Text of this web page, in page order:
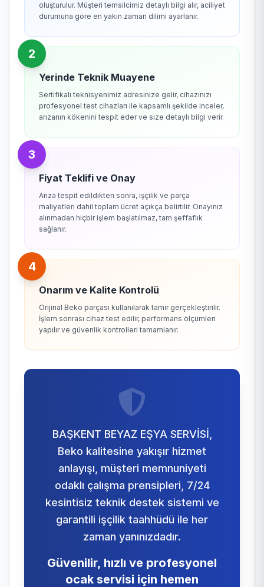
oluşturulur. Müşteri temsilcimiz detaylı bilgi alır, aciliyet
durumuna göre en yakın zaman dilimi ayarlanır.
2
Yerinde Teknik Muayene
Sertifikalı teknisyenimiz adresinize gelir, cihazınızı
profesyonel test cihazları ile kapsamlı şekilde inceler,
arızanın kökenini tespit eder ve size detaylı bilgi verir.
3
Fiyat Teklifi ve Onay
Arıza tespit edildikten sonra, işçilik ve parça
maliyetleri dahil toplam ücret açıkça belirtilir. Onayınız
alınmadan hiçbir işlem başlatılmaz, tam şeffaflık
sağlanır.
4
Onarım ve Kalite Kontrolü
Orijinal Beko parçası kullanılarak tamir gerçekleştirilir.
İşlem sonrası cihaz test edilir, performans ölçümleri
yapılır ve güvenlik kontrolleri tamamlanır.
BAŞKENT BEYAZ EŞYA SERVİSİ,
Beko kalitesine yakışır hizmet
anlayışı, müşteri memnuniyeti
odaklı çalışma prensipleri, 7/24
kesintisiz teknik destek sistemi ve
garantili işçilik taahhüdü ile her
zaman yanınızdadır.
Güvenilir, hızlı ve profesyonel
ocak servisi için hemen